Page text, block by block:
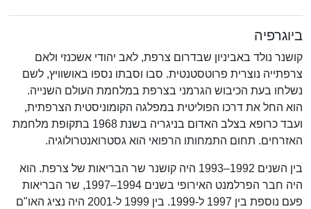
ביוגרפיה
קושנר נולד באביניון שבדרום צרפת, לאב יהודי אשכנזי ולאם
צרפתייה נוצרית פרוטסטנטית. סבו וסבתו נספו באושוויץ, לשם
נשלחו בעת הכיבוש הגרמני בצרפת במלחמת העולם השנייה.
הוא החל את דרכו הפוליטית במפלגה הקומוניסטית הצרפתית,
ועבד כרופא בצלב האדום בניגריה בשנת 1968 בתקופת מלחמת
האזרחים. תחום התמחותו הרפואי הוא גסטרואנטרולוגיה.
בין השנים 1992–1993 היה קושנר שר הבריאות של צרפת. הוא
היה חבר הפרלמנט האירופי בשנים 1994–1997, שר הבריאות
פעם נוספת בין 1997 ל-1999. בין 1999 ל-2001 היה נציג האו"ם